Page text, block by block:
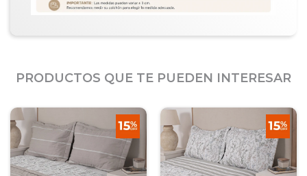
PRODUCTOS QUE TE PUEDEN INTERESAR